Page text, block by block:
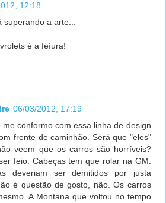
12:18
superando a arte...
é a feíura!
06/03/2012, 17:19
me conformo com essa linha de design
frente de caminhão. Será que "eles"
veem que os carros são horríveis?
feio. Cabeças tem que rolar na GM.
deveriam ser demitidos por justa
é questão de gosto, não. Os carros
A Montana que voltou no tempo